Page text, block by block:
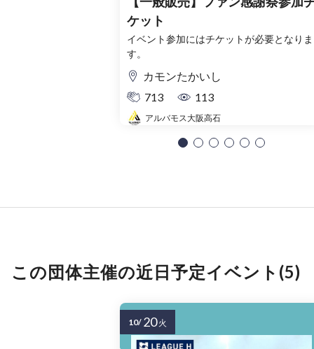
ケット
イベント参加にはチケットが必要となりま
す。
カモンたかいし
713
113
アルバモス大阪高石
この団体主催の近日予定イベント(5)
10/ 20 火